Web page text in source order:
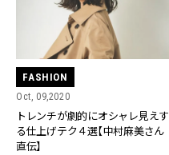
FASHION
Oct, 09,2020
トレンチが劇的にオシャレ見えす
る仕上げテク４選【中村麻美さん
直伝】